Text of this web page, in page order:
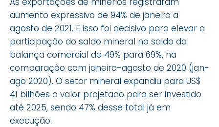
aumento expressivo de 94% de janeiro a
agosto de 2021. E isso foi decisivo para elevar a
participação do saldo mineral no saldo da
balança comercial de 49% para 69%, na
comparação com janeiro-agosto de 2020 (jan-
ago 2020). O setor mineral expandiu para US$
41 bilhões o valor projetado para ser investido
até 2025, sendo 47% desse total já em
execução.